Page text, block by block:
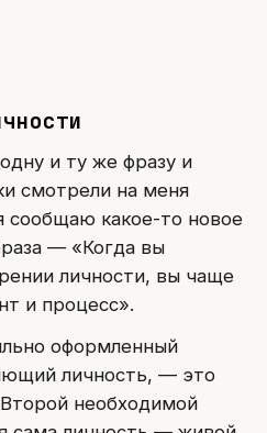
и ту же фразу и
смотрели на меня
сообщаю какое-то новое
— «Когда вы
личности, вы чаще
и процесс».
оформленный
личность, — это
необходимой